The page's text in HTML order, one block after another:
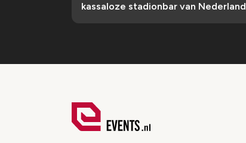
kassaloze stadionbar van Nederland